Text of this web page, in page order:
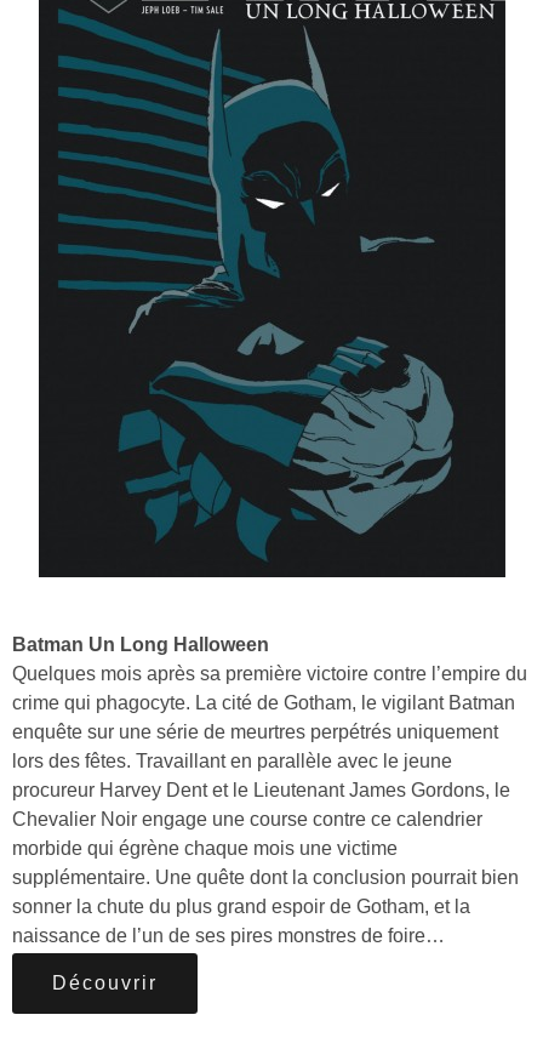
Batman Un Long Halloween
Quelques mois après sa première victoire contre l’empire du
crime qui phagocyte. La cité de Gotham, le vigilant Batman
enquête sur une série de meurtres perpétrés uniquement
lors des fêtes. Travaillant en parallèle avec le jeune
procureur Harvey Dent et le Lieutenant James Gordons, le
Chevalier Noir engage une course contre ce calendrier
morbide qui égrène chaque mois une victime
supplémentaire. Une quête dont la conclusion pourrait bien
sonner la chute du plus grand espoir de Gotham, et la
naissance de l’un de ses pires monstres de foire…
Découvrir